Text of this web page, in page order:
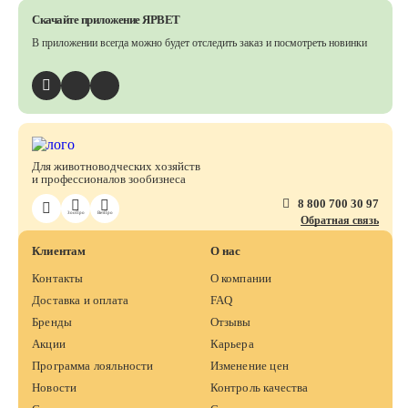
ЗооПро ВетПро
Для животноводческих хозяйств
и профессионалов зообизнеса
8 800 700 30 97
Обратная связь
Клиентам
Контакты
Доставка и оплата
Бренды
Акции
Программа лояльности
Новости
О нас
О компании
FAQ
Отзывы
Карьера
Изменение цен
Контроль качества
Скачайте приложение ЯРВЕТ
В приложении всегда можно будет отследить заказ и посмотреть новинки